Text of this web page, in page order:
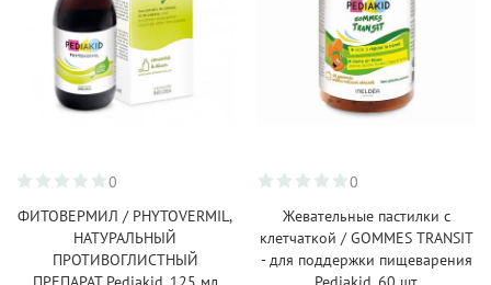
0
ФИТОВЕРМИЛ / PHYTOVERMIL,
НАТУРАЛЬНЫЙ
ПРОТИВОГЛИСТНЫЙ
0
Жевательные пастилки с
клетчаткой / GOMMES TRANSIT
- для поддержки пищеварения